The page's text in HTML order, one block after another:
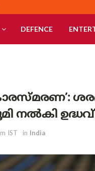
DEFENCE
ശരദ്
നല്‍കി
IST in India